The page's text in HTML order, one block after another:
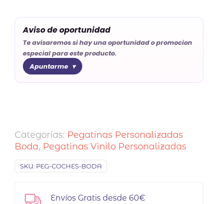
Aviso de oportunidad
Te avisaremos si hay una oportunidad o promocion
especial para este producto.
Apuntarme
Categorías: Pegatinas Personalizadas
Boda, Pegatinas Vinilo Personalizadas
SKU: PEG-COCHES-BODA
Envíos Gratis desde 60€